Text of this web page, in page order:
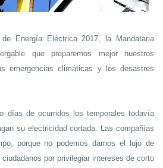
Energía Eléctrica 2017, la Mandataria
que preparemos mejor nuestros
emergencias climáticas y los desastres
días de ocurridos los temporales todavía
su electricidad cortada. Las compañías
porque no podemos darnos el lujo de
por privilegiar intereses de corto